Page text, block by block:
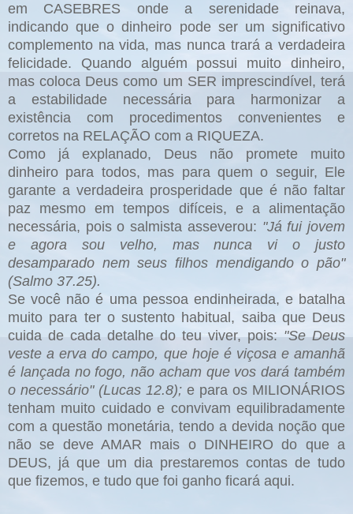
em CASEBRES
onde a serenidade reinava,
indicando que o dinheiro pode ser um significativo
complemento na vida, mas nunca trará a verdadeira
felicidade. Quando alguém possui muito dinheiro,
mas coloca Deus como um SER imprescindível, terá
a estabilidade necessária para harmonizar a
existência com procedimentos convenientes e
corretos na RELAÇÃO com a RIQUEZA.
Como já explanado, Deus não promete muito
dinheiro para todos, mas para quem o seguir, Ele
garante a verdadeira prosperidade que é não faltar
paz mesmo em tempos difíceis, e a alimentação
necessária, pois o salmista asseverou: "Já fui jovem
e agora sou velho, mas nunca vi o justo
desamparado nem seus filhos mendigando o pão"
(Salmo 37.25).
Se você não é uma pessoa endinheirada, e batalha
muito para ter o sustento habitual, saiba que Deus
cuida de cada detalhe do teu viver, pois:"Se Deus
veste a erva do campo, que hoje é viçosa e amanhã
é lançada no fogo, não acham que vos dará também
o necessário" (Lucas 12.8); e para os MILIONÁRIOS
tenham muito cuidado e convivam equilibradamente
com a questão monetária, tendo a devida noção que
não se deve AMAR mais o DINHEIRO do que a
DEUS, já que um dia prestaremos contas de tudo
que fizemos, e tudo que foi ganho ficará aqui.